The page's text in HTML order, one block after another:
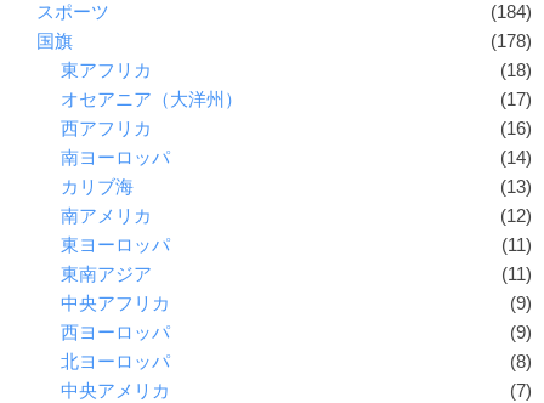
スポーツ
(184)
国旗
(178)
東アフリカ
(18)
オセアニア（大洋州）
(17)
西アフリカ
(16)
南ヨーロッパ
(14)
カリブ海
(13)
南アメリカ
(12)
東ヨーロッパ
(11)
東南アジア
(11)
中央アフリカ
(9)
西ヨーロッパ
(9)
北ヨーロッパ
(8)
中央アメリカ
(7)